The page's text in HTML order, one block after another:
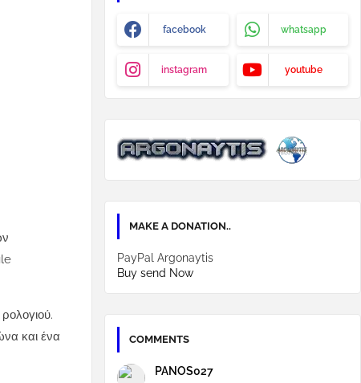
και ένα
facebook whatsapp
instagram youtube
MAKE A DONATION..
PayPal Argonaytis
Buy send Now
COMMENTS
PANOS027